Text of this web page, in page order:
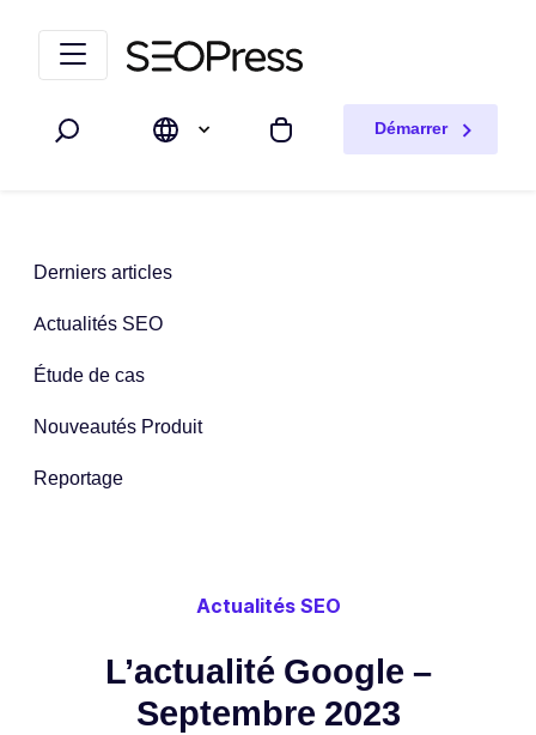
Rechercher Mon panier
Démarrer
Derniers articles
Actualités SEO
Étude de cas
Nouveautés Produit
Reportage
Actualités SEO
L’actualité Google –
Septembre 2023